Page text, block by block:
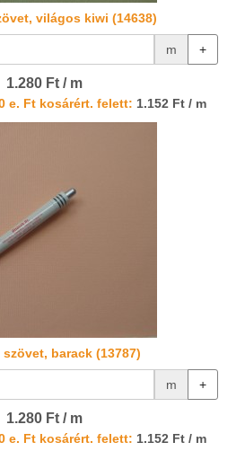
világos kiwi (14638)
m +
1.280 Ft / m
e. Ft kosárért. felett: 1.152 Ft / m
barack (13787)
m +
1.280 Ft / m
e. Ft kosárért. felett: 1.152 Ft / m